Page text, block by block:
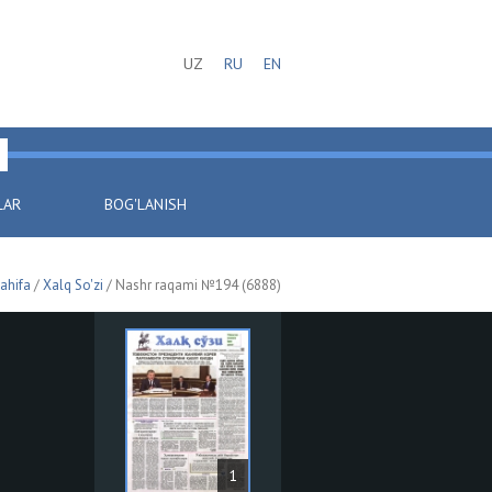
UZ RU EN
BOG'LANISH
/Xalq So'zi / Nashr raqami №194 (6888)
1